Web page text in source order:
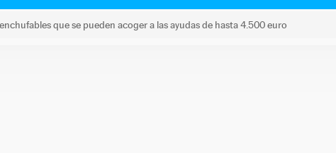
que se pueden acoger a las ayudas de hasta 4.500 euro